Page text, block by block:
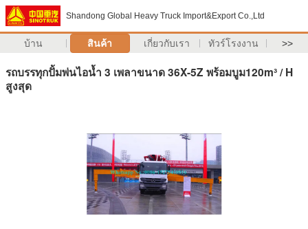
Shandong Global Heavy Truck Import&Export Co.,Ltd
บ้าน สินค้า เกี่ยวกับเรา ทัวร์โรงงาน >>
รถบรรทุกปั้มพ่นไอน้ำ 3 เพลาขนาด 36X-5Z พร้อมบูม120m³ / H
สูงสุด